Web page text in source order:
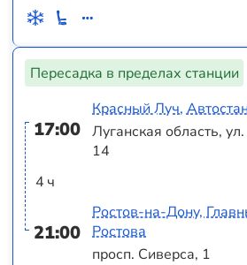
Пересадка в пределах станции
17:00
4 ч
21:00
Красный Луч,
Луганская область,
14
Ростов-на-Дону,
Ростова
просп. Сиверса, 1